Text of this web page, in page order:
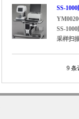
SS-
SS-
采样扫
9 条